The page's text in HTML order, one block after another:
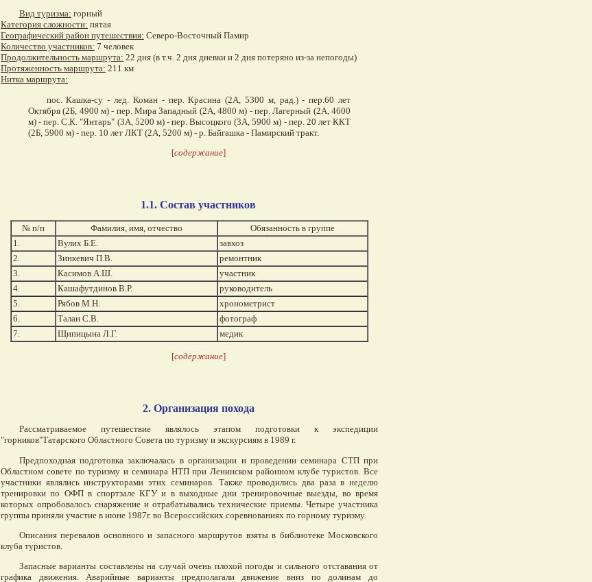
Вид туризма: горный
Категория сложности: пятая
Географический район путешествия: Северо-Восточный Памир
Количество участников: 7 человек
Продолжительность маршрута: 22 дня (в т.ч. 2 дня дневки и 2 дня потеряно из-за непогоды)
Протяженность маршрута: 211 км
Нитка маршрута:
пос. Кашка-су - лед. Коман - пер. Красина (2А, 5300 м, рад.) - пер.60 лет
Октября (2Б, 4900 м) - пер. Мира Западный (2А, 4800 м) - пер. Лагерный (2А, 4600
м) - пер. С.К. "Янтарь" (3А, 5200 м) - пер. Высоцкого (3А, 5900 м) - пер. 20 лет ККТ
(2Б, 5900 м) - пер. 10 лет ЛКТ (2А, 5200 м) - р. Байгашка - Памирский тракт.
[содержание]
1.1. Состав участников
№ п/п Фамилия, имя, отчество
Обязанность в группе
1.
Вулих Б.Е.
завхоз
2.
Зинкевич П.В.
ремонтник
3.
Касимов А.Ш.
участник
4.
Кашафутдинов В.Р.
руководитель
5.
Рябов М.Н.
хронометрист
6.
Талан С.В.
фотограф
7.
Щипицына Л.Г. медик
[содержание]
2. Организация похода
Рассматриваемое путешествие являлось этапом подготовки к экспедиции
"горников"Татарского Областного Совета по туризму и экскурсиям в 1989 г.
Предпоходная подготовка заключалась в организации и проведении семинара СТП при
Областном совете по туризму и семинара НТП при Ленинском районном клубе туристов. Все
участники являлись инструкторами этих семинаров. Также проводились два раза в неделю
тренировки по ОФП в спортзале КГУ и в выходные дни тренировочные выезды, во время
которых опробовалось снаряжение и отрабатывались технические приемы. Четыре участника
группы приняли участие в июне 1987г. во Всероссийских соревнованиях по горному туризму.
Описания перевалов основного и запасного маршрутов взяты в библиотеке Московского
клуба туристов.
Запасные варианты составлены на случай очень плохой погоды и сильного отставания от
графика движения. Аварийные варианты предполагали движение вниз по долинам до